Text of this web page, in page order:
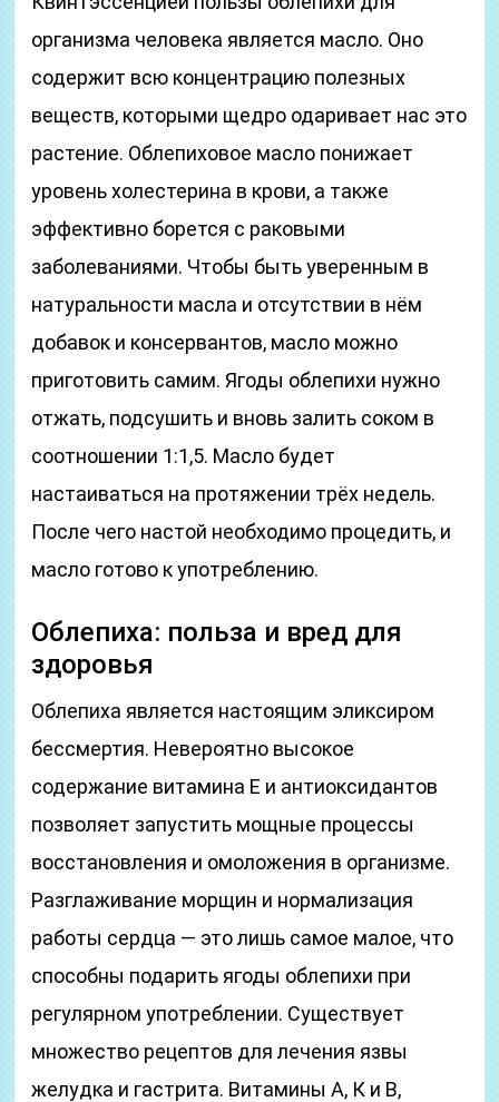
организма человека является масло. Оно
содержит всю концентрацию полезных
веществ, которыми щедро одаривает нас это
растение. Облепиховое масло понижает
уровень холестерина в крови, а также
эффективно борется с раковыми
заболеваниями. Чтобы быть уверенным в
натуральности масла и отсутствии в нём
добавок и консервантов, масло можно
приготовить самим. Ягоды облепихи нужно
отжать, подсушить и вновь залить соком в
соотношении 1:1,5. Масло будет
настаиваться на протяжении трёх недель.
После чего настой необходимо процедить, и
масло готово к употреблению.
Облепиха: польза и вред для
здоровья
Облепиха является настоящим эликсиром
бессмертия. Невероятно высокое
содержание витамина Е и антиоксидантов
позволяет запустить мощные процессы
восстановления и омоложения в организме.
Разглаживание морщин и нормализация
работы сердца — это лишь самое малое, что
способны подарить ягоды облепихи при
регулярном употреблении. Существует
множество рецептов для лечения язвы
желудка и гастрита. Витамины А, К и В,